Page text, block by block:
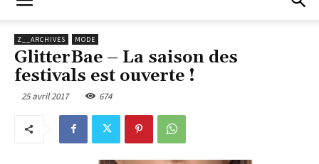
Z__ARCHIVES MODE
GlitterBae – La saison des
festivals est ouverte !
25 avril 2017 674